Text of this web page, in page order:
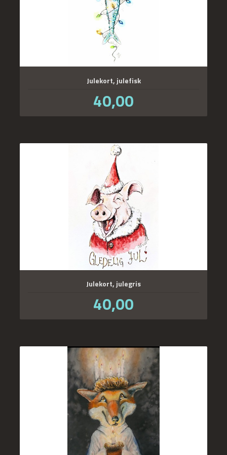
Julekort, julefisk
Pris
40,00
Julekort, julegris
Pris
40,00